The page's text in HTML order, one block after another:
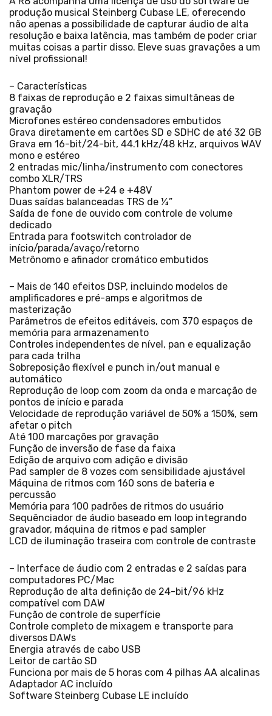
produção musical Steinberg Cubase LE, oferecendo
não apenas a possibilidade de capturar áudio de alta
resolução e baixa latência, mas também de poder criar
muitas coisas a partir disso. Eleve suas gravações a um
nível profissional!
– Características
8 faixas de reprodução e 2 faixas simultâneas de
gravação
Microfones estéreo condensadores embutidos
Grava diretamente em cartões SD e SDHC de até 32 GB
Grava em 16-bit/24-bit, 44.1 kHz/48 kHz, arquivos WAV
mono e estéreo
2 entradas mic/linha/instrumento com conectores
combo XLR/TRS
Phantom power de +24 e +48V
Duas saídas balanceadas TRS de ¼”
Saída de fone de ouvido com controle de volume
dedicado
Entrada para footswitch controlador de
início/parada/avaço/retorno
Metrônomo e afinador cromático embutidos
– Mais de 140 efeitos DSP, incluindo modelos de
amplificadores e pré-amps e algoritmos de
masterização
Parâmetros de efeitos editáveis, com 370 espaços de
memória para armazenamento
Controles independentes de nível, pan e equalização
para cada trilha
Sobreposição flexível e punch in/out manual e
automático
Reprodução de loop com zoom da onda e marcação de
pontos de início e parada
Velocidade de reprodução variável de 50% a 150%, sem
afetar o pitch
Até 100 marcações por gravação
Função de inversão de fase da faixa
Edição de arquivo com adição e divisão
Pad sampler de 8 vozes com sensibilidade ajustável
Máquina de ritmos com 160 sons de bateria e
percussão
Memória para 100 padrões de ritmos do usuário
Sequênciador de áudio baseado em loop integrando
gravador, máquina de ritmos e pad sampler
LCD de iluminação traseira com controle de contraste
– Interface de áudio com 2 entradas e 2 saídas para
computadores PC/Mac
Reprodução de alta definição de 24-bit/96 kHz
compatível com DAW
Função de controle de superfície
Controle completo de mixagem e transporte para
diversos DAWs
Energia através de cabo USB
Leitor de cartão SD
Funciona por mais de 5 horas com 4 pilhas AA alcalinas
Adaptador AC incluído
Software Steinberg Cubase LE incluído